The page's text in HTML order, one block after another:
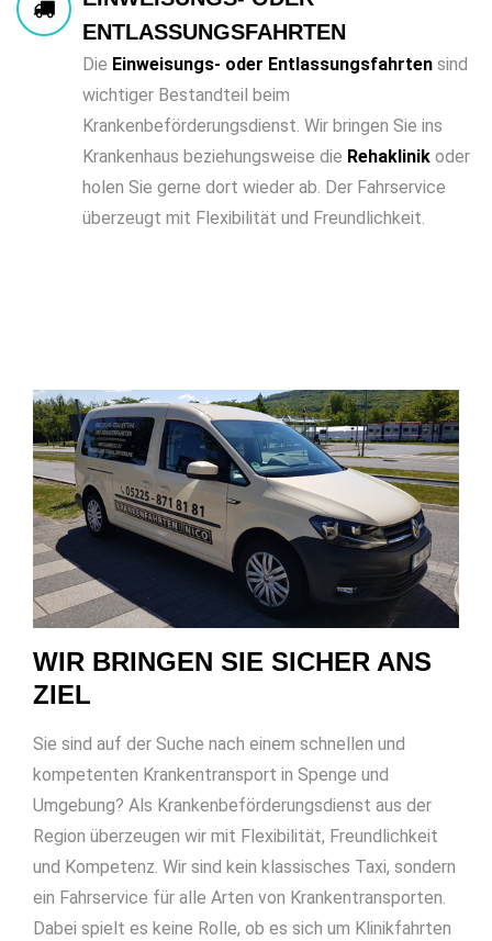
ENTLASSUNGSFAHRTEN
Die Einweisungs- oder Entlassungsfahrten sind
wichtiger Bestandteil beim
Krankenbeförderungsdienst. Wir bringen Sie ins
Krankenhaus beziehungsweise die Rehaklinik oder
holen Sie gerne dort wieder ab. Der Fahrservice
überzeugt mit Flexibilität und Freundlichkeit.
WIR BRINGEN SIE SICHER ANS
ZIEL
Sie sind auf der Suche nach einem schnellen und
kompetenten Krankentransport in Spenge und
Umgebung? Als Krankenbeförderungsdienst aus der
Region überzeugen wir mit Flexibilität, Freundlichkeit
und Kompetenz. Wir sind kein klassisches Taxi, sondern
ein Fahrservice für alle Arten von Krankentransporten.
Dabei spielt es keine Rolle, ob es sich um Klinikfahrten